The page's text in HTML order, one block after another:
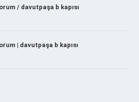
/ davutpaşa b kapısı
| davutpaşa b kapısı